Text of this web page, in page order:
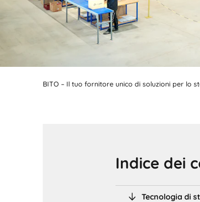
BITO – Il tuo fornitore unico di soluzioni per lo
Indice dei
Tecnologia di